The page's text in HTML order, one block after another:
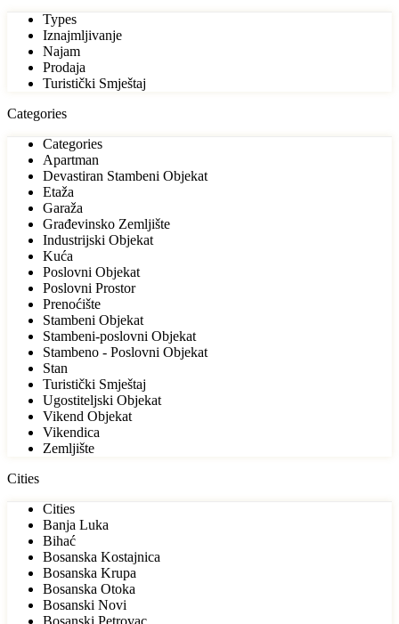
Types
Iznajmljivanje
Najam
Prodaja
Turistički Smještaj
Categories
Categories
Apartman
Devastiran Stambeni Objekat
Etaža
Garaža
Građevinsko Zemljište
Industrijski Objekat
Kuća
Poslovni Objekat
Poslovni Prostor
Prenoćište
Stambeni Objekat
Stambeni-poslovni Objekat
Stambeno - Poslovni Objekat
Stan
Turistički Smještaj
Ugostiteljski Objekat
Vikend Objekat
Vikendica
Zemljište
Cities
Cities
Banja Luka
Bihać
Bosanska Kostajnica
Bosanska Krupa
Bosanska Otoka
Bosanski Novi
Bosanski Petrovac